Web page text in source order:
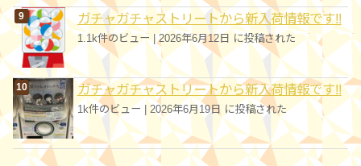
ガチャガチャストリートから新入荷情報です!!
1.1k件のビュー|2026年6月12日 に投稿された
ガチャガチャストリートから新入荷情報です!!
1k件のビュー 2026年6月19日 に投稿された